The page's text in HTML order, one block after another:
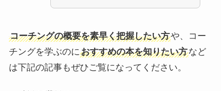
コーチングの概要を素早く把握したい方や、コー
チングを学ぶのにおすすめの本を知りたい方など
は下記の記事もぜひご覧になってください。